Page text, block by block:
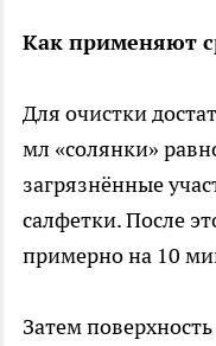
Как применяют
Для очистки
мл «солянки»
загрязнённые
салфетки. После
примерно на 10
Затем